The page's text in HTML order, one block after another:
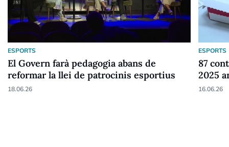
ESPORTS
El Govern farà pedagogia abans de
reformar la llei de patrocinis esportius
18.06.26
ESPORTS
87
2025
16.06.26